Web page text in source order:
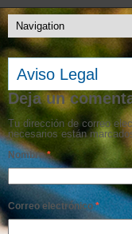
Aviso Legal
Deja un
Tu dirección de correo
necesarios están
Nombre*
Correo electrónico*